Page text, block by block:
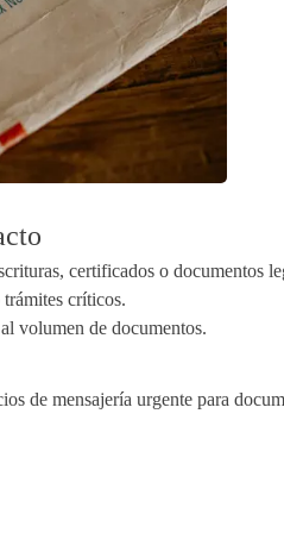
certificados o documentos
críticos.
volumen de documentos.
de mensajería urgente para